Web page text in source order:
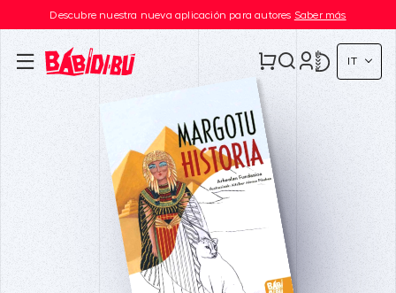
Descubre nuestra nueva aplicación para autores Saber más
IT